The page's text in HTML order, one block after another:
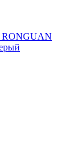
RONGUAN